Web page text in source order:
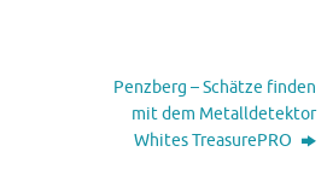
Penzberg – Schätze finden
mit dem Metalldetektor
Whites TreasurePRO